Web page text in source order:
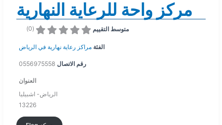
مركز واحة للرعاية النهارية
متوسط التقييم (
0
)
الفئة مراكز رعاية نهارية في الرياض
رقم الاتصال 0556975558
العنوان
الرياض- اشبيليا
13226